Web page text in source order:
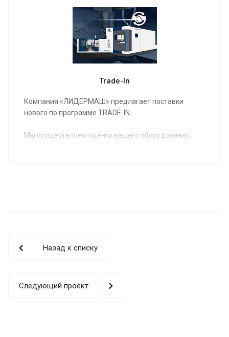
Trade-In
Компания «ЛИДЕРМАШ» предлагает поставки
нового по программе TRADE-IN.
Мы осуществляем оценку вашего оборудования,
Назад к списку
Следующий проект